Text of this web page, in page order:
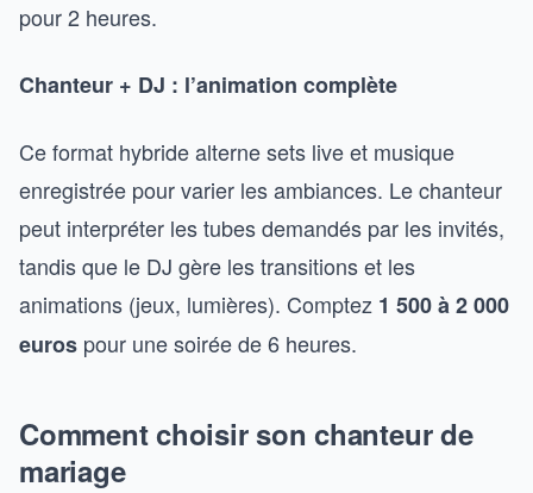
pour 2 heures.
Chanteur + DJ : l’animation complète
Ce format hybride alterne sets live et musique
enregistrée pour varier les ambiances. Le chanteur
peut interpréter les tubes demandés par les invités,
tandis que le DJ gère les transitions et les
animations (jeux, lumières). Comptez 1 500 à 2 000
euros pour une soirée de 6 heures.
Comment choisir son chanteur de
mariage